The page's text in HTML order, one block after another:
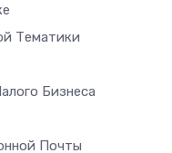
Тематики
Бизнеса
Почты